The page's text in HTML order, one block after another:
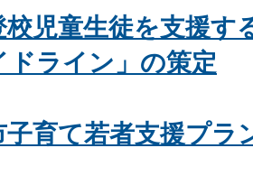
校児童生徒を支援
ドライン」の策定
子育て若者支援プラ